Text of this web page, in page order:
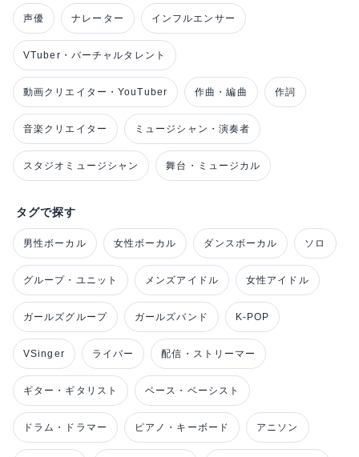
声優 ナレーター インフルエンサー
VTuber・バーチャルタレント
動画クリエイター・YouTuber 作曲・編曲 作詞
音楽クリエイター ミュージシャン・演奏者
スタジオミュージシャン 舞台・ミュージカル
タグで探す
男性ボーカル 女性ボーカル ダンスボーカル ソロ
グループ・ユニット メンズアイドル 女性アイドル
ガールズグループ ガールズバンド K-POP
VSinger ライバー 配信・ストリーマー
ギター・ギタリスト ベース・ベーシスト
ドラム・ドラマー ピアノ・キーボード アニソン